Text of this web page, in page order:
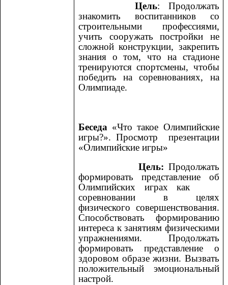
Цель: Продолжать
знакомить воспитанников со
строительными профессиями,
учить сооружать постройки не
сложной конструкции, закрепить
знания о том, что на стадионе
тренируются спортсмены, чтобы
победить на соревнованиях, на
Олимпиаде.
Беседа «Что такое Олимпийские
игры?». Просмотр презентации
«Олимпийские игры»
Цель: Продолжать
формировать представление об
Олимпийских играх как
соревновании в целях
физического совершенствования.
Способствовать формированию
интереса к занятиям физическими
упражнениями. Продолжать
формировать представление о
здоровом образе жизни. Вызвать
положительный эмоциональный
настрой.